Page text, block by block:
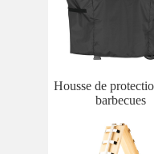
Housse de
barbecues